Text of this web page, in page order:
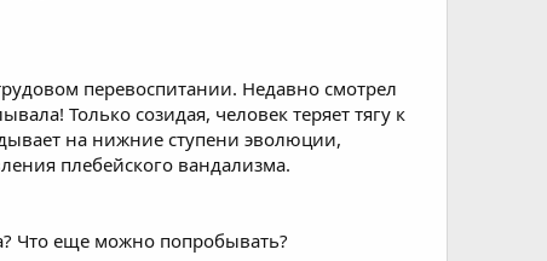
перевоспитании. Недавно смотрел
Только созидая, человек теряет тягу к
на нижние ступени эволюции,
плебейского вандализма.
Что еще можно попробывать?